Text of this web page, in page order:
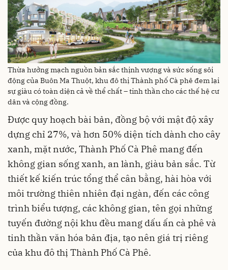
Thừa hưởng mạch nguồn bản sắc thịnh vượng và sức sống sôi
động của Buôn Ma Thuột, khu đô thị Thành phố Cà phê đem lại
sự giàu có toàn diện cả về thể chất – tinh thần cho các thế hệ cư
dân và cộng đồng.
Được quy hoạch bài bản, đồng bộ với mật độ xây
dựng chỉ 27%, và hơn 50% diện tích dành cho cây
xanh, mặt nước, Thành Phố Cà Phê mang đến
không gian sống xanh, an lành, giàu bản sắc. Từ
thiết kế kiến trúc tổng thể cân bằng, hài hòa với
môi trường thiên nhiên đại ngàn, đến các công
trình biểu tượng, các không gian, tên gọi những
tuyến đường nội khu đều mang dấu ấn cà phê và
tinh thần văn hóa bản địa, tạo nên giá trị riêng
của khu đô thị Thành Phố Cà Phê.